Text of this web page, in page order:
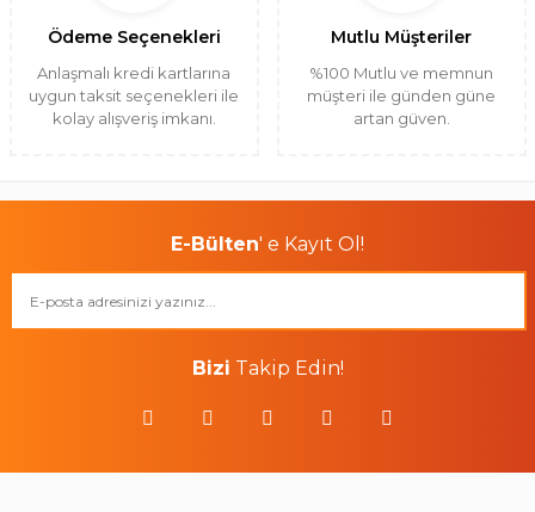
Ödeme Seçenekleri
Anlaşmalı kredi kartlarına
uygun taksit seçenekleri ile
kolay alışveriş imkanı.
Mutlu Müşteriler
%100 Mutlu ve memnun
müşteri ile günden güne
artan güven.
E-Bülten' e Kayıt Ol!
Bizi Takip Edin!